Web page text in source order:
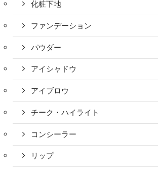
化粧下地
ファンデーション
パウダー
アイシャドウ
アイブロウ
チーク・ハイライト
コンシーラー
リップ